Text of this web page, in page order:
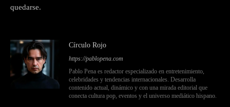
quedarse.
Círculo Rojo
https://pablopena.com
Pablo Pena es redactor especializado en entretenimiento,
celebridades y tendencias internacionales. Desarrolla
contenido actual, dinámico y con una mirada editorial que
conecta cultura pop, eventos y el universo mediático hispano.